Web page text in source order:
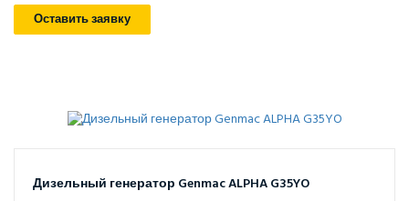
Оставить заявку
Дизельный генератор Genmac ALPHA G35YO